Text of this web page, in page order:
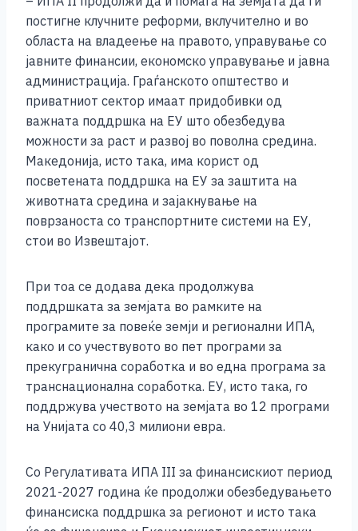
постигне клучните реформи, вклучително и во
областа на владеење на правото, управување со
јавните финансии, економско управување и јавна
администрација. Граѓанското општество и
приватниот сектор имаат придобивки од
важната поддршка на ЕУ што обезбедува
можности за раст и развој во поволна средина.
Македонија, исто така, има корист од
посветената поддршка на ЕУ за заштита на
животната средина и зајакнување на
поврзаноста со транспортните системи на ЕУ,
стои во Извештајот.
При тоа се додава дека продолжува
поддршката за земјата во рамките на
програмите за повеќе земји и регионални ИПА,
како и со учествувото во пет програми за
прекугранична соработка и во една програма за
транснационална соработка. ЕУ, исто така, го
поддржува учеството на земјата во 12 програми
на Унијата со 40,3 милиони евра.
Со Регулативата ИПА III за финансискиот период
2021-2027 година ќе продолжи обезбедувањето
финансиска поддршка за регионот и исто така